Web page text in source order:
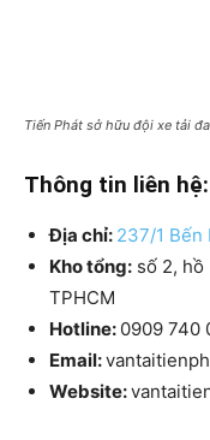
Tiến Phát sở hữu đội xe tải
Thông tin liên hệ:
Địa chỉ: 237/1 Bến
Kho tổng: số 2, hồ
TPHCM
Hotline: 0909 740
Email:
Website: